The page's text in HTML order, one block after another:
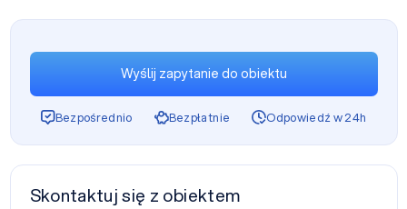
Wyślij zapytanie do obiektu
Bezpośrednio Bezpłatnie Odpowiedź w 24h
Skontaktuj się z obiektem